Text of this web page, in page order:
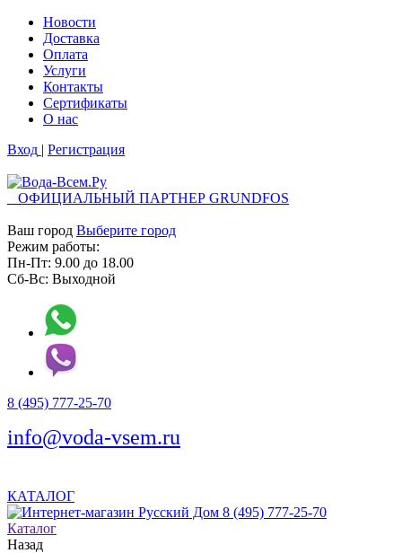
Новости
Доставка
Оплата
Услуги
Контакты
Cертификаты
О нас
Вход | Регистрация
ОФИЦИАЛЬНЫЙ ПАРТНЕР GRUNDFOS
Ваш город Выберите город
Режим работы:
Пн-Пт: 9.00 до 18.00
Сб-Вс: Выходной
8 (495) 777-25-70
info@voda-vsem.ru
КАТАЛОГ
8 (495) 777-25-70
Каталог
Назад